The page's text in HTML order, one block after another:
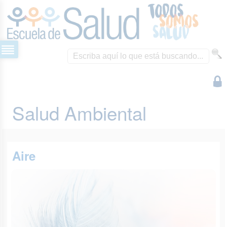
Salud Ambiental
Aire